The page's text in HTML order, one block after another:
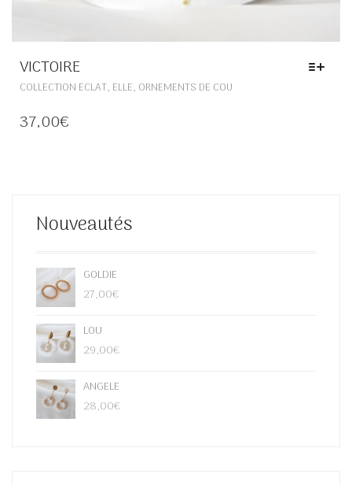
VICTOIRE
COLLECTION ECLAT, ELLE, ORNEMENTS DE COU
37,00€
Nouveautés
GOLDIE
27,00€
LOU
29,00€
ANGELE
28,00€